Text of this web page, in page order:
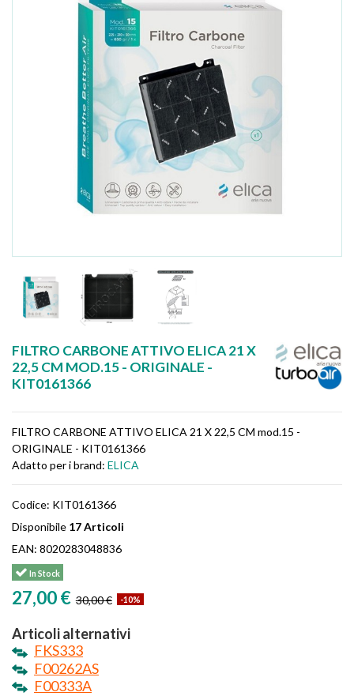
FILTRO CARBONE ATTIVO ELICA 21 X
22,5 CM MOD.15 - ORIGINALE -
KIT0161366
FILTRO CARBONE ATTIVO ELICA 21 X 22,5 CM mod.15 -
ORIGINALE - KIT0161366
Adatto per i brand: ELICA
Codice: KIT0161366
Disponibile 17 Articoli
EAN: 8020283048836
In Stock
27,00 € 30,00 € -10%
Articoli alternativi
FKS333
F00262AS
F00333A